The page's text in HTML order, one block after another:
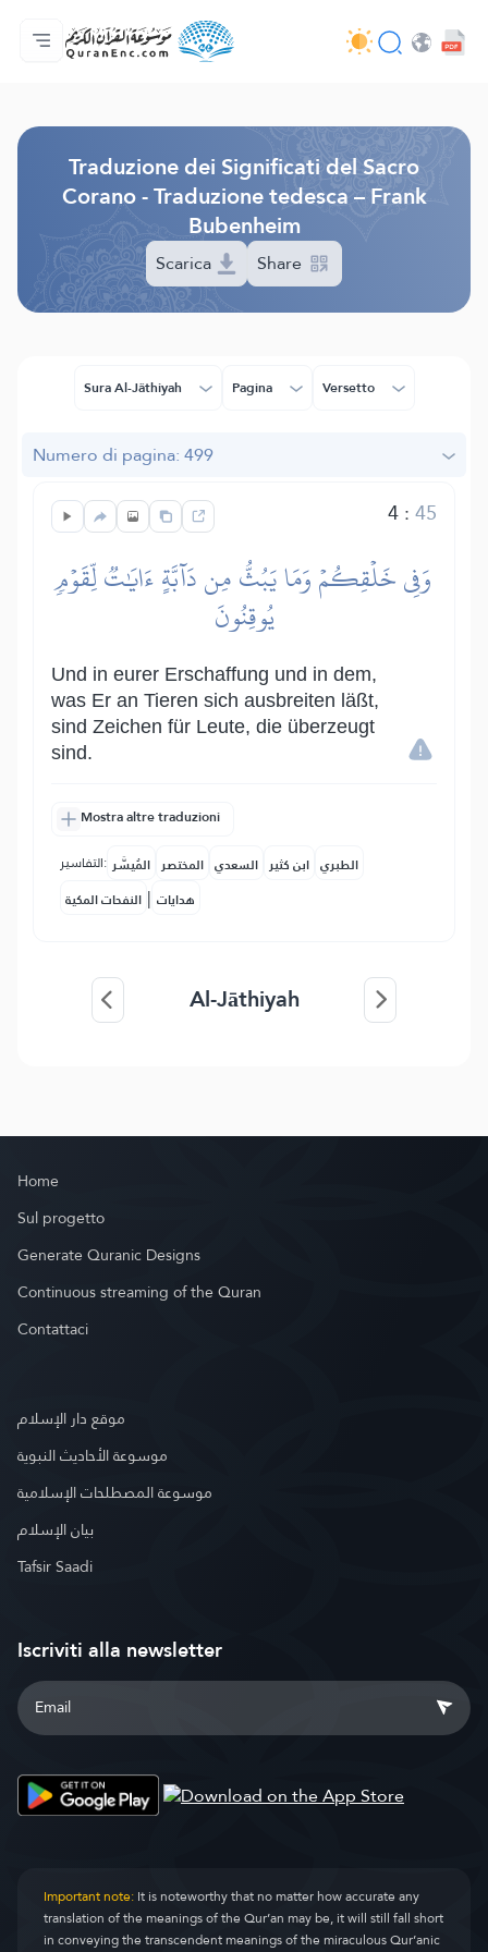
Home
Indice traduzioni
Audio
Servizi per sviluppatori - API
Sul progetto
Contattaci
Lingua
Traduzione dei Significati del Sacro
Corano - Traduzione tedesca – Frank
Bubenheim
Scarica Share
Sura Al-Jâthiyah Pagina Versetto
Numero di pagina: 499
4:45
وَفِي خَلۡقِكُمۡ وَمَا يَبُثُّ مِن دَآبَّةٍ ءَايَٰتٞ لِّقَوۡمٖ
يُوقِنُونَ
Und in eurer Erschaffung und in dem,
was Er an Tieren sich ausbreiten läßt,
sind Zeichen für Leute, die überzeugt
sind.
Mostra altre traduzioni
التفاسير: المُيسَّر المختصر السعدي ابن كثير الطبري
النفحات المكية | هدايات
Al-Jāthiyah
Home
Sul progetto
Generate Quranic Designs
Continuous streaming of the Quran
Contattaci
موقع دار الإسلام
موسوعة الأحاديث النبوية
موسوعة المصطلحات الإسلامية
بيان الإسلام
Tafsir Saadi
Iscriviti alla newsletter
Important note:It is noteworthy that no matter how accurate any
translation of the meanings of the Qur’an may be, it will still fall short
in conveying the transcendent meanings of the miraculous Qur’anic